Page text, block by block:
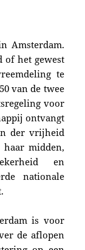
Amsterdam.
of het gewest
te
van de twee
voor
ontvangt
der vrijheid
haar midden,
en
nationale
is voor
de aflopen